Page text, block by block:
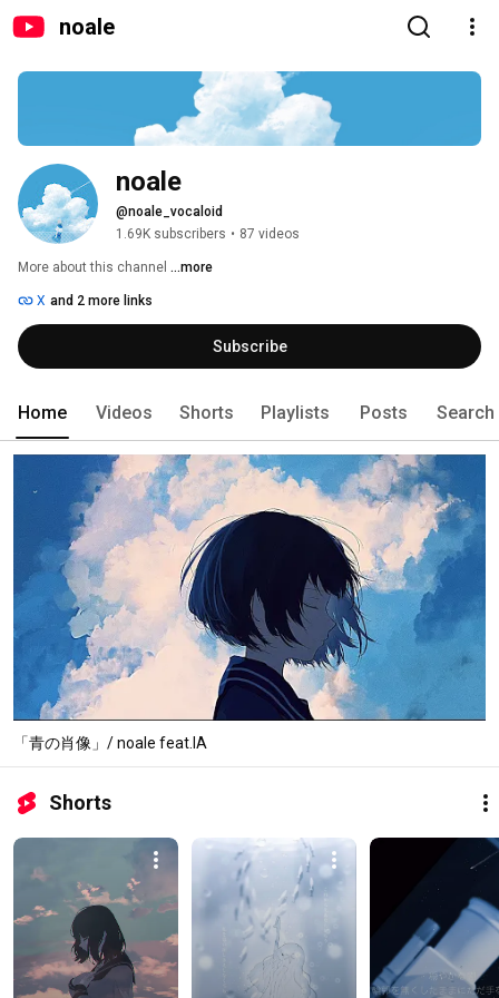
noale
noale
@noale_vocaloid
1.69K subscribers • 87 videos
More about this channel ...more
X and 2 more links
Subscribe
Home Videos Shorts Playlists Posts Search
「青の肖像」/ noale feat.IA
Shorts